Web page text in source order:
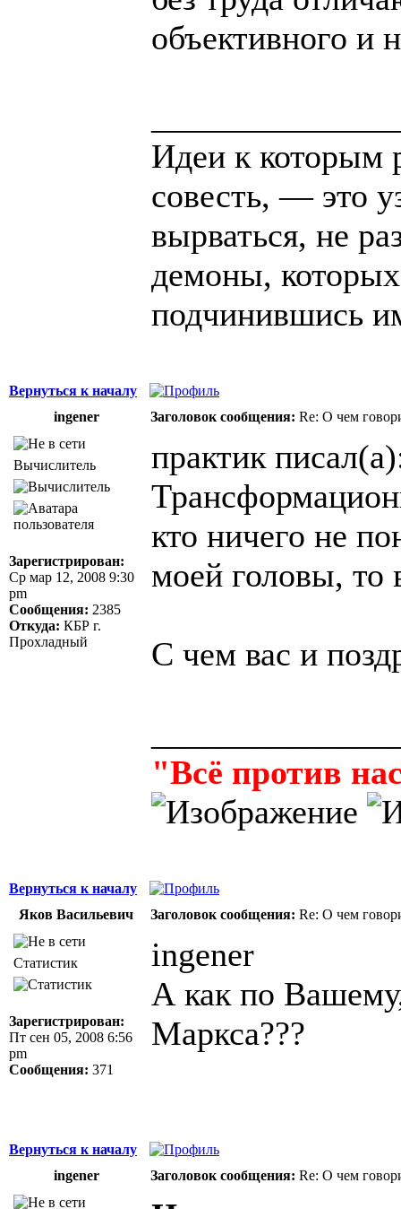
объективного и
Идеи к которым
совесть, — это
вырваться, не
демоны,
подчинившись
Вернуться к началу
ingener
Заголовок сообщения: Re: О чем
Вычислитель
Зарегистрирован:
Ср мар 12, 2008 9:30
pm
Сообщения: 2385
Откуда: КБР г.
Прохладный
практик
кто ничего не
моей головы, то
С чем вас и
"Всё против
Вернуться к началу
Яков Васильевич
Заголовок сообщения: Re: О чем
Статистик
Зарегистрирован:
Пт сен 05, 2008 6:56
pm
Сообщения: 371
ingener
А как по
Маркса???
Вернуться к началу
ingener
Заголовок сообщения: Re: О чем